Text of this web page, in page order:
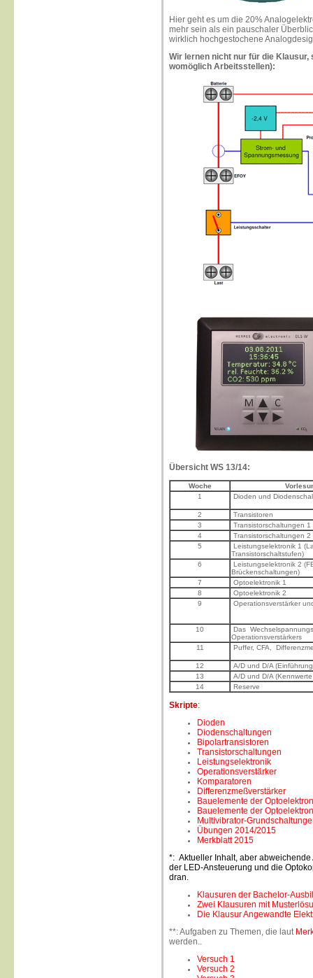
Hier geht es um die 20%
mehr sein als ein pauschaler
wirklich hochgestochene
Wir lernen nicht nur für die
womöglich Arbeitsstellen):
Übersicht WS 13/14:
Woche
1
Dioden und
2
Transistoren
3
Transistorschaltungen 1
4
Transistorschaltungen 2
5
Leistungselektronik 1
Transistorschaltstufen)
6
Leistungselektronik 2
Brückenschaltungen)
7
Optoelektronik 1
8
Optoelektronik 2
9
Operationsverstärker
10
Das
Operationsverstärkers
11
Puffer, CFA,
12
A/D und D/A
13
A/D und D/A
14
Reserve
Skripte:
Dioden
Diodenschaltungen
Bipolartransistoren
Transistorschaltungen
Leistungselektronik
Operationsverstärker
Komparatoren
Differenzmeßverstärker
Bauelemente der
Bauelemente der
Multivibrator-
Übungen 2014/2015
Merkblatt 2015
*: Aktueller Inhalt, aber
der LED-Ansteuerung und die
dran.
Klausuren der Bachelor-
Zwei Klausuren mit
Die Klausur Angewandte
**: Aufgaben zu Themen, die laut
werden..
Versuch 1
Versuch 2